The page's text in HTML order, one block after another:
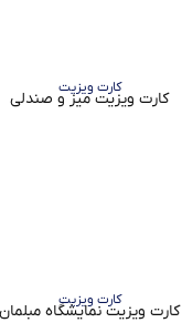
کارت ویزیت
کارت ویزیت میز و صندلی
کارت ویزیت
کارت ویزیت نمایشگاه مبلمان